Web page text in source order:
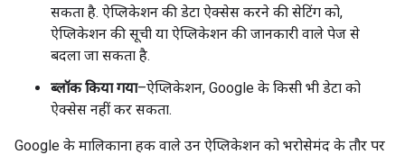
सकता है. ऐप्लिकेशन की डेटा ऐक्सेस करने की सेटिंग को,
ऐप्लिकेशन की सूची या ऐप्लिकेशन की जानकारी वाले पेज से
बदला जा सकता है.
ब्लॉक किया गया–ऐप्लिकेशन, Google के किसी भी डेटा को
ऐक्सेस नहीं कर सकता.
Google के मालिकाना हक वाले उन ऐप्लिकेशन को भरोसेमंद के तौर पर